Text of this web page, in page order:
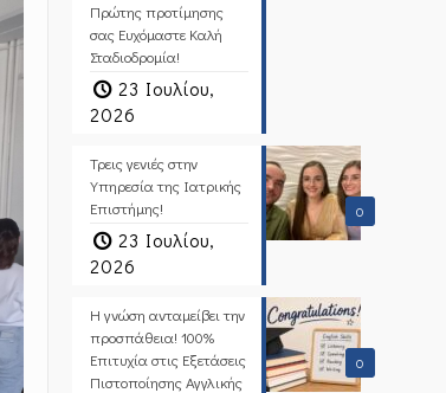
Πρώτης προτίμησης
σας Ευχόμαστε Καλή
Σταδιοδρομία!
23 Ιουλίου,
2026
0
Τρεις γενιές στην
Υπηρεσία της Ιατρικής
Επιστήμης!
23 Ιουλίου,
2026
0
Η γνώση ανταμείβει την
προσπάθεια! 100%
Επιτυχία στις Εξετάσεις
Πιστοποίησης Αγγλικής